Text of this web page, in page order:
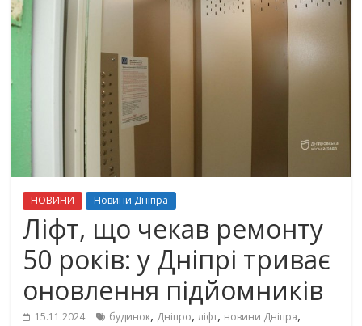
НОВИНИ Новини Дніпра
Ліфт, що чекав ремонту
50 років: у Дніпрі триває
оновлення підйомників
15.11.2024 будинок, Дніпро,ліфт, новини Дніпра,